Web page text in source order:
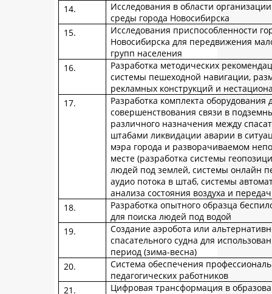
Исследования в области
среды города Новосибирска
Исследования приспособленности
Новосибирска для передвижения
групп населения
Разработка методических
системы пешеходной навигации,
рекламных конструкций и
Разработка комплекта оборудования
совершенствования связи в
различного назначения между
штабами ликвидации аварии в
мэра города и разворачиваемом
месте (разработка системы
людей под землей, системы онлайн
аудио потока в штаб, системы
анализа состояния воздуха и
Разработка опытного образца
для поиска людей под водой
Создание аэробота или
спасательного судна для
период (зима-весна)
Система обеспечения
педагогических работников
Цифровая трансформация в